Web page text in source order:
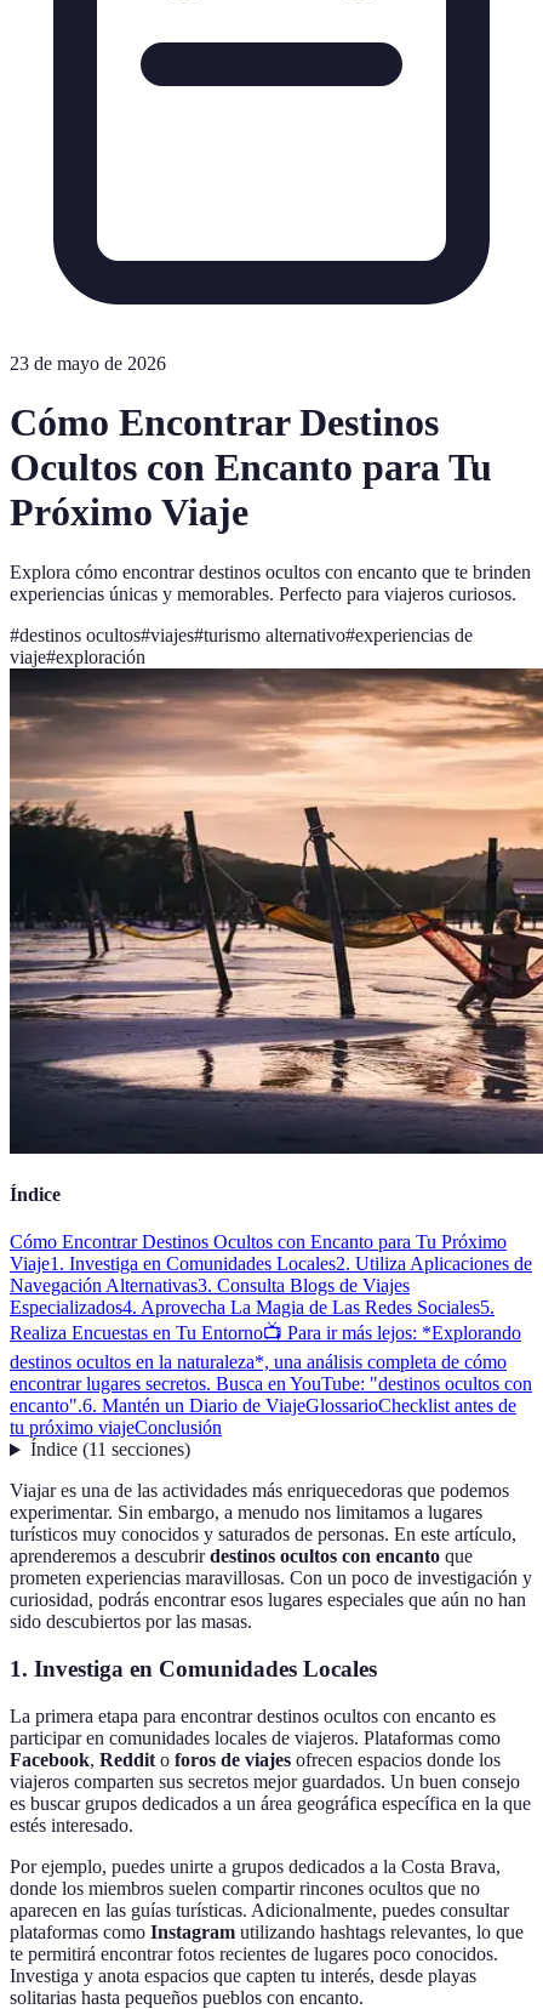
23 de mayo de 2026
Cómo Encontrar Destinos
Ocultos con Encanto para Tu
Próximo Viaje
Explora cómo encontrar destinos ocultos con encanto que te brinden
experiencias únicas y memorables. Perfecto para viajeros curiosos.
#destinos ocultos#viajes#turismo alternativo#experiencias de
viaje#exploración
Índice
Cómo Encontrar Destinos Ocultos con Encanto para Tu Próximo
Viaje1. Investiga en Comunidades Locales2. Utiliza Aplicaciones de
Navegación Alternativas3. Consulta Blogs de Viajes
Especializados4. Aprovecha La Magia de Las Redes Sociales5.
Realiza Encuestas en Tu Entorno📺 Para ir más lejos: *Explorando
destinos ocultos en la naturaleza*, una análisis completa de cómo
encontrar lugares secretos. Busca en YouTube: "destinos ocultos con
encanto".6. Mantén un Diario de ViajeGlossarioChecklist antes de
tu próximo viajeConclusión
Índice(11 secciones)
Viajar es una de las actividades más enriquecedoras que podemos
experimentar. Sin embargo, a menudo nos limitamos a lugares
turísticos muy conocidos y saturados de personas. En este artículo,
aprenderemos a descubrirdestinos ocultos con encanto que
prometen experiencias maravillosas. Con un poco de investigación y
curiosidad, podrás encontrar esos lugares especiales que aún no han
sido descubiertos por las masas.
1. Investiga en Comunidades Locales
La primera etapa para encontrar destinos ocultos con encanto es
participar en comunidades locales de viajeros. Plataformas como
Facebook, Reddit o foros de viajes ofrecen espacios donde los
viajeros comparten sus secretos mejor guardados. Un buen consejo
es buscar grupos dedicados a un área geográfica específica en la que
estés interesado.
Por ejemplo, puedes unirte a grupos dedicados a la Costa Brava,
donde los miembros suelen compartir rincones ocultos que no
aparecen en las guías turísticas. Adicionalmente, puedes consultar
plataformas como Instagram utilizando hashtags relevantes, lo que
te permitirá encontrar fotos recientes de lugares poco conocidos.
Investiga y anota espacios que capten tu interés, desde playas
solitarias hasta pequeños pueblos con encanto.